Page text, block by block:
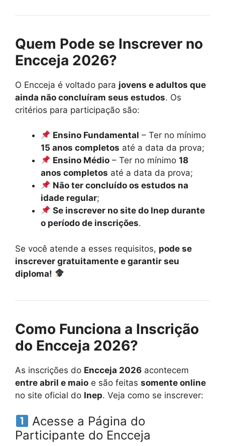
Quem Pode se Inscrever no
Encceja 2026?
O Encceja é voltado para jovens e adultos que
ainda não concluíram seus estudos. Os
critérios para participação são:
Ensino Fundamental – Ter no mínimo
15 anos completos até a data da prova;
Ensino Médio – Ter no mínimo18
anos completos até a data da prova;
Não ter concluído os estudos na
idade regular;
Se inscrever no site do Inep durante
o período de inscrições.
Se você atende a esses requisitos, pode se
inscrever gratuitamente e garantir seu
diploma!
Como Funciona a Inscrição
do Encceja 2026?
As inscrições do Encceja 2026 acontecem
entre abril e maio e são feitas somente online
no site oficial do Inep. Veja como se inscrever:
Acesse a Página do
Participante do Encceja